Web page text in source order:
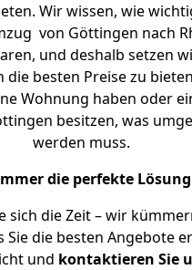
Wir wissen, wie
von Göttingen nach
und deshalb setzen
die besten Preise zu
Wohnung haben oder
besitzen, was
werden muss.
die perfekte
sich die Zeit – wir
Sie die besten Angebote
und kontaktieren Sie